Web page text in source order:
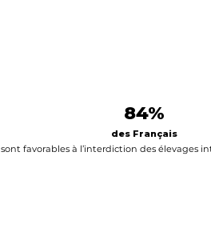
84%
des Français
sont favorables à l’interdiction des élevages